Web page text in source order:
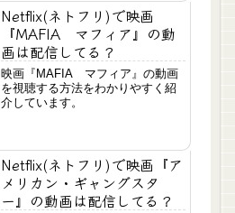
Netflix(ネトフリ)で映画
『MAFIA マフィア』の動
画は配信してる？
映画『MAFIA マフィア』の動画
を視聴する方法をわかりやすく紹
介しています。
Netflix(ネトフリ)で映画『ア
メリカン・ギャングスタ
ー』の動画は配信してる？